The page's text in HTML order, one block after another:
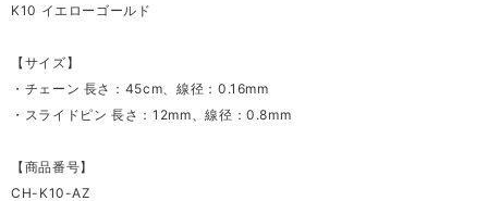
K10 イエローゴールド
【サイズ】
・チェーン 長さ：45cm、線径：0.16mm
・スライドピン 長さ：12mm、線径：0.8mm
【商品番号】
CH-K10-AZ